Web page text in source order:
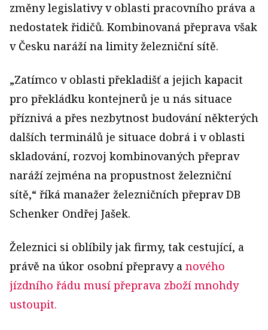
změny legislativy v oblasti pracovního práva a
nedostatek řidičů. Kombinovaná přeprava však
v Česku naráží na limity železniční sítě.
„Zatímco v oblasti překladišť a jejich kapacit
pro překládku kontejnerů je u nás situace
příznivá a přes nezbytnost budování některých
dalších terminálů je situace dobrá i v oblasti
skladování, rozvoj kombinovaných přeprav
naráží zejména na propustnost železniční
sítě,“ říká manažer železničních přeprav DB
Schenker Ondřej Jašek.
Železnici si oblíbily jak firmy, tak cestující, a
právě na úkor osobní přepravy a nového
jízdního řádu musí přeprava zboží mnohdy
ustoupit.